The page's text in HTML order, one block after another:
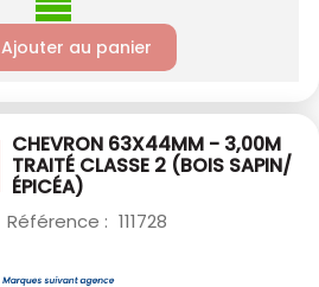
Ajouter au panier
CHEVRON 63X44MM - 3,00M
TRAITÉ CLASSE 2 (BOIS SAPIN/
ÉPICÉA)
Référence : 111728